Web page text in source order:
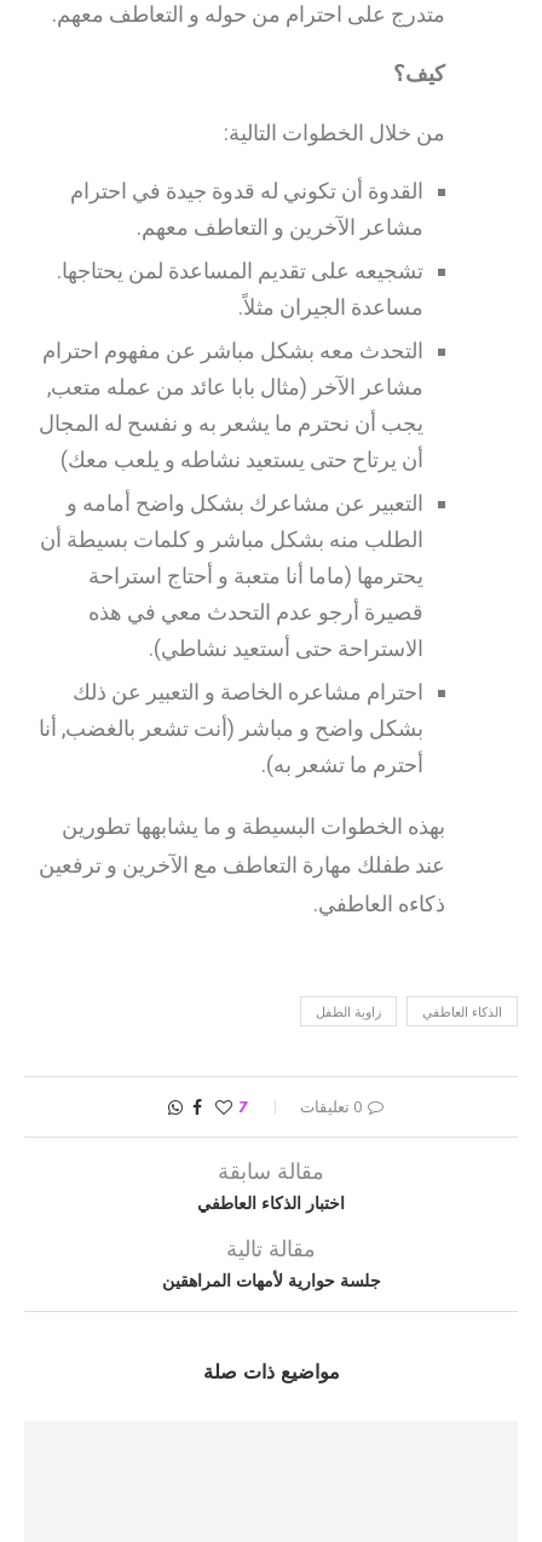
متدرج على احترام من حوله و التعاطف معهم.
كيف؟
من خلال الخطوات التالية:
القدوة أن تكوني له قدوة جيدة في احترام
مشاعر الآخرين و التعاطف معهم.
تشجيعه على تقديم المساعدة لمن يحتاجها.
مساعدة الجيران مثلاً.
التحدث معه بشكل مباشر عن مفهوم احترام
مشاعر الآخر (مثال بابا عائد من عمله متعب,
يجب أن نحترم ما يشعر به و نفسح له المجال
أن يرتاح حتى يستعيد نشاطه و يلعب معك)
التعبير عن مشاعرك بشكل واضح أمامه و
الطلب منه بشكل مباشر و كلمات بسيطة أن
يحترمها (ماما أنا متعبة و أحتاج استراحة
قصيرة أرجو عدم التحدث معي في هذه
الاستراحة حتى أستعيد نشاطي).
احترام مشاعره الخاصة و التعبير عن ذلك
بشكل واضح و مباشر (أنت تشعر بالغضب, أنا
أحترم ما تشعر به).
بهذه الخطوات البسيطة و ما يشابهها تطورين
عند طفلك مهارة التعاطف مع الآخرين و ترفعين
ذكاءه العاطفي.
الذكاء العاطفي زاوية الطفل
0 تعليقات 7
مقالة سابقة
اختبار الذكاء العاطفي
مقالة تالية
جلسة حوارية لأمهات المراهقين
مواضيع ذات صلة